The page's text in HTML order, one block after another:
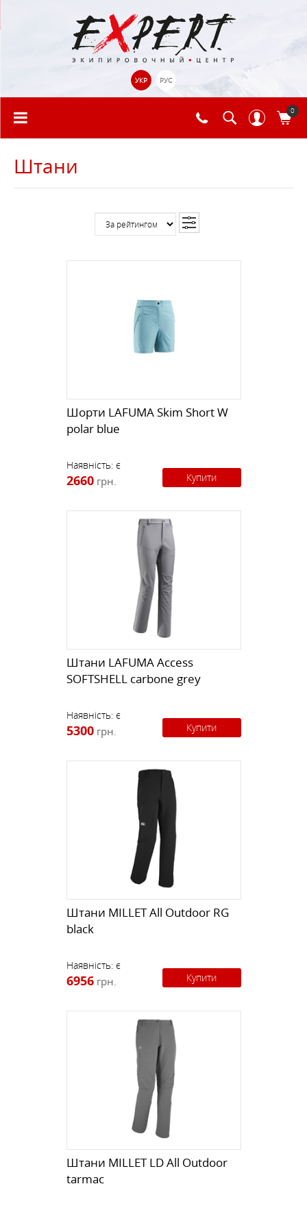
УКР РУС
0
Штани
Шорти LAFUMA Skim Short W
polar blue
Наявність: є
2660 грн. Купити
Штани LAFUMA Access
SOFTSHELL carbone grey
Наявність: є
5300 грн. Купити
Штани MILLET All Outdoor RG
black
Наявність: є
6956 грн. Купити
Штани MILLET LD All Outdoor
tarmac